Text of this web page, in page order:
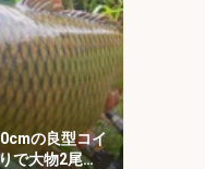
の良型コイ
で大物2尾を